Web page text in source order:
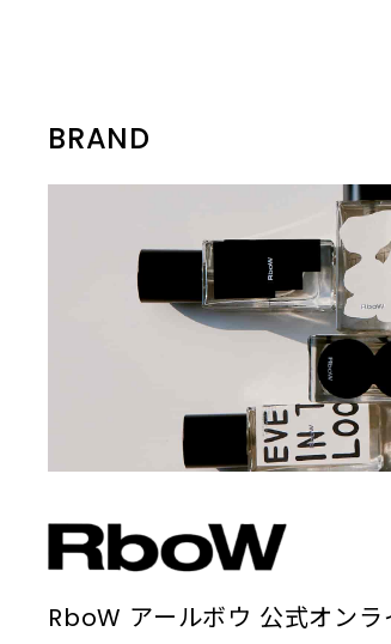
ログラム」などの段階別ケアは、韓国
パやビューティーサロンでも採用さ
ています。 敏感肌からエイジングケ
まで対応できる汎用性の高さと、スパ
由来の心地よい使用感が支持され、現
在では世界中の美容愛好家から注目
「花のように美しい」という意味。
自分への賛辞。をスローガンとして
BRAND
RboW アールボウ 公式オンラ